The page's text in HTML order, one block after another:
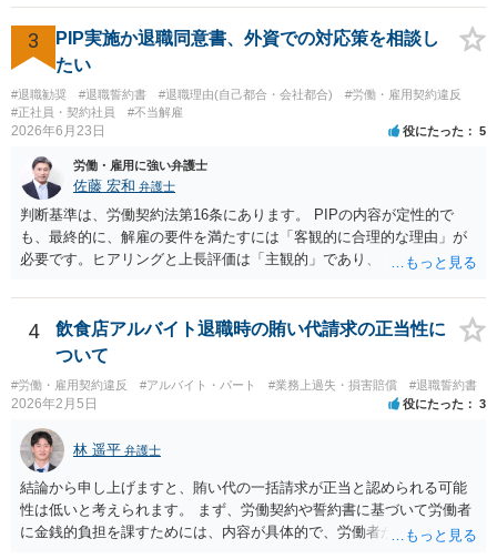
くなり全て弁護士が窓口となるため精神的な負担も軽くなるでしょ
う。
3
PIP実施か退職同意書、外資での対応策を相談し
たい
#退職勧奨 #退職誓約書 #退職理由(自己都合・会社都合)
#労働・雇用契約違反
#正社員・契約社員
#不当解雇
2026年6月23日 役にたった 5
労働・雇用に強い弁護士
佐藤 宏和 弁護士
判断基準は、労働契約法第16条にあります。 PIPの内容が定性的で
も、最終的に、解雇の要件を満たすには「客観的に合理的な理由」が
必要です。ヒアリングと上長評価は「主観的」であり、「客観的に合
利に使うのは難しいです。ですから、これを達成しなければ退職す
る、賃金減額を受け入れる、などの条件が自動的に発動されるもので
ない限り、PIPの定性評価が即解雇につながる可能性は高くなく、今回
のPIP自体をさほど恐れる必要はないと思います。 外資系企業は、PIP
をやれば退職させられると考えているケースが多いですが、PIPをやっ
ても、やらなくても、結局は労働契約法第16条の要件を満たさない限
り解雇はできないので、PIPは説得材料に用いられるにすぎず、結局は
パッケージの額と労働者の退職意思で決まるのです。IBM事件、ブル
ームバーグ事件など、有名な外資系企業での解雇事件の裁判例で、PIP
後の解雇が無効とされた例は珍しくありません。 他方、期限までにパ
ッケージを受け入れないと内容がダウンするというのは、会社側が一
般的に使うロジックです。そうしないと労働者側がいつまでも受諾を
4
飲食店アルバイト退職時の賄い代請求の正当性に
ついて
#労働・雇用契約違反 #アルバイト・パート #業務上過失・損害賠償 #退職誓約書
2026年2月5日 役にたった 3
林 遥平 弁護士
結論から申し上げますと、賄い代の一括請求が正当と認められる可能
性は低いと考えられます。 まず、労働契約や誓約書に基づいて労働者
に金銭的負担を課すためには、内容が具体的で、労働者が事前に十分